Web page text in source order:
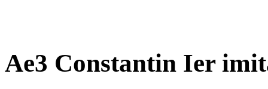
Ae3 Constantin Ier